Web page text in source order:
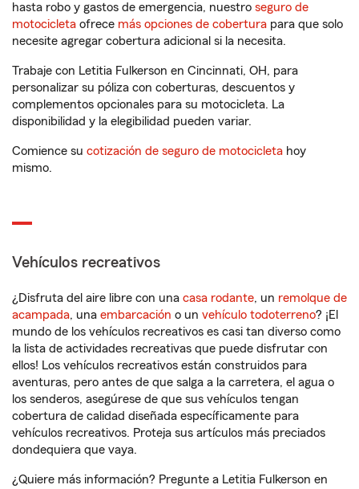
hasta robo y gastos de emergencia, nuestro seguro de
motocicleta ofrece más opciones de cobertura para que solo
necesite agregar cobertura adicional si la necesita.
Trabaje con Letitia Fulkerson en Cincinnati, OH, para
personalizar su póliza con coberturas, descuentos y
complementos opcionales para su motocicleta. La
disponibilidad y la elegibilidad pueden variar.
Comience su cotización de seguro de motocicleta hoy
mismo.
Vehículos recreativos
¿Disfruta del aire libre con una casa rodante, un remolque de
acampada, una embarcación o un vehículo todoterreno? ¡El
mundo de los vehículos recreativos es casi tan diverso como
la lista de actividades recreativas que puede disfrutar con
ellos! Los vehículos recreativos están construidos para
aventuras, pero antes de que salga a la carretera, el agua o
los senderos, asegúrese de que sus vehículos tengan
cobertura de calidad diseñada específicamente para
vehículos recreativos. Proteja sus artículos más preciados
dondequiera que vaya.
¿Quiere más información? Pregunte a Letitia Fulkerson en